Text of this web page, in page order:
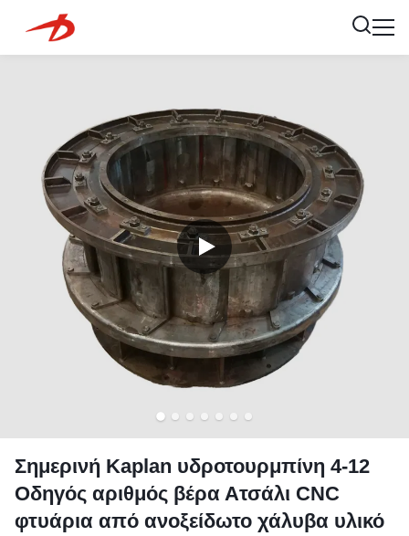
Σημερινή Kaplan υδροτουρμπίνη 4-12
Οδηγός αριθμός βέρα Ατσάλι CNC
φτυάρια από ανοξείδωτο χάλυβα υλικό